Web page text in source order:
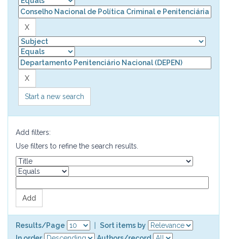
Start a new search
Add filters:
Use filters to refine the search results.
Results/Page
Sort items by